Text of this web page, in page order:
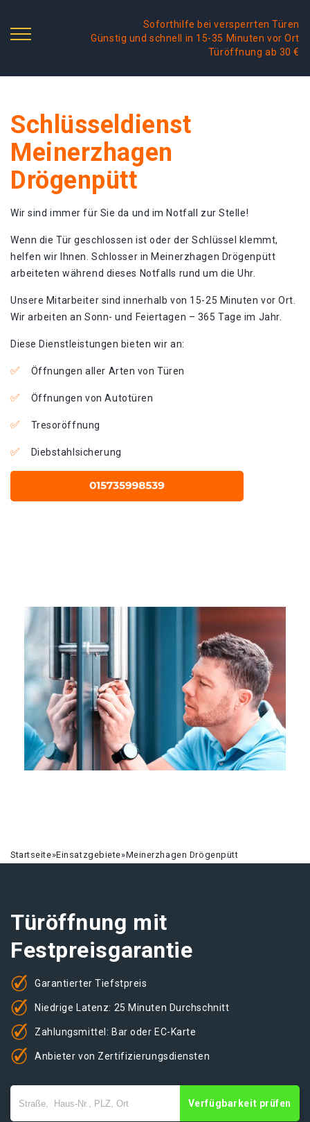
Soforthilfe bei versperrten Türen
Günstig und schnell in 15-35 Minuten vor Ort
Türöffnung ab 30 €
Schlüsseldienst
Meinerzhagen
Drögenpütt
Wir sind immer für Sie da und im Notfall zur Stelle!
Wenn die Tür geschlossen ist oder der Schlüssel klemmt,
helfen wir Ihnen. Schlosser in Meinerzhagen Drögenpütt
arbeiteten während dieses Notfalls rund um die Uhr.
Unsere Mitarbeiter sind innerhalb von 15-25 Minuten vor Ort.
Wir arbeiten an Sonn- und Feiertagen – 365 Tage im Jahr.
Diese Dienstleistungen bieten wir an:
Öffnungen aller Arten von Türen
Öffnungen von Autotüren
Tresoröffnung
Diebstahlsicherung
Startseite»Einsatzgebiete»Meinerzhagen Drögenpütt
Türöffnung mit
Festpreisgarantie
Garantierter Tiefstpreis
Niedrige Latenz: 25 Minuten Durchschnitt
Zahlungsmittel: Bar oder EC-Karte
Anbieter von Zertifizierungsdiensten
Verfügbarkeit prüfen